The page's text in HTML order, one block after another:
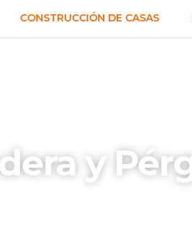
CONSTRUCCIÓN DE CASAS
y